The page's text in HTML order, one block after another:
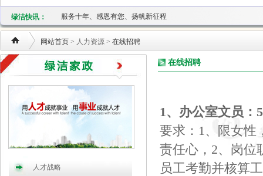
绿洁快讯：
关于纸质家政卡兑换的通知
服务十年、感恩有您、扬帆新征程
关于2021年春节放假通知
公司在线商城及微信小程序正式上线
新增家电清洗项目
家政卡价格调整的通知
关于2020年春节放假通知
建邺分公司乔迁新址
关于年前擦玻璃预约的通知
关于纸质家政卡兑换的通知
服务十年、感恩有您、扬帆新征程
公司在线商城及微信小程序正式上线
网站首页 > 人力资源 > 在线招聘
人才战略
在线招聘
1、办公室文员： 5
要求： 1、限女性
责任心， 2、 岗位
员工考勤并核算